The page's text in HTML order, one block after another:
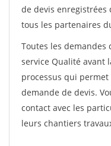
de devis enregistrées
tous les partenaires
Toutes les demandes
service Qualité avant
processus qui
demande de devis.
contact avec les
leurs chantiers